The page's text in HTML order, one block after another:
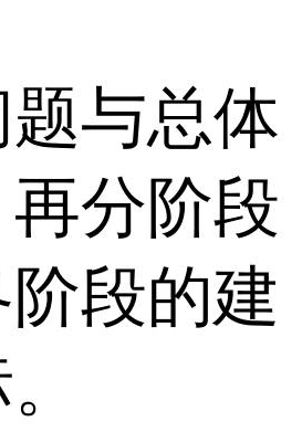
与总体
再分阶段
段的建